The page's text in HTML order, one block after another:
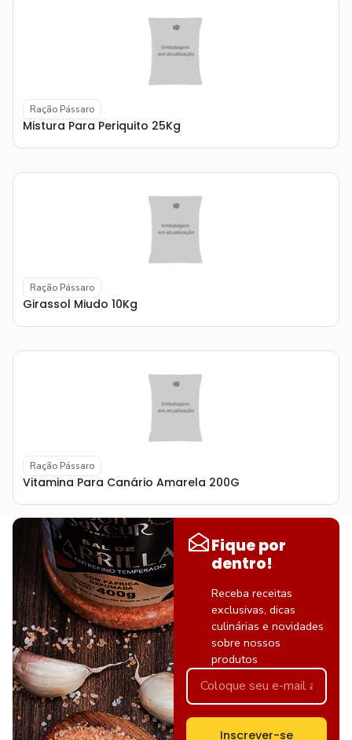
Ração Pássaro
Mistura Para Periquito 25Kg
Ração Pássaro
Girassol Miudo 10Kg
Ração Pássaro
Vitamina Para Canário Amarela 200G
Fique por
dentro!
Receba receitas
exclusivas, dicas
culinárias e novidades
sobre nossos
produtos
Inscrever-se